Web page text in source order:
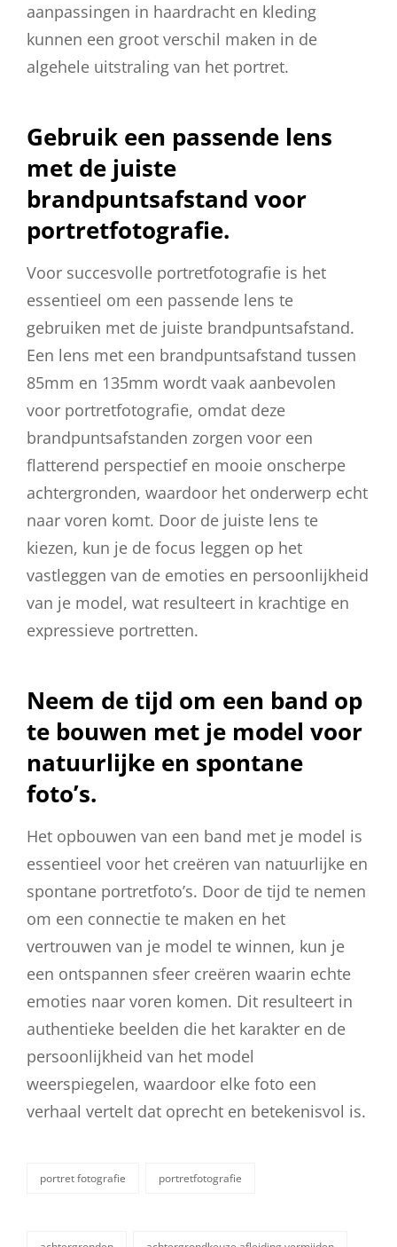
aanpassingen in haardracht en kleding
kunnen een groot verschil maken in de
algehele uitstraling van het portret.
Gebruik een passende lens
met de juiste
brandpuntsafstand voor
portretfotografie.
Voor succesvolle portretfotografie is het
essentieel om een passende lens te
gebruiken met de juiste brandpuntsafstand.
Een lens met een brandpuntsafstand tussen
85mm en 135mm wordt vaak aanbevolen
voor portretfotografie, omdat deze
brandpuntsafstanden zorgen voor een
flatterend perspectief en mooie onscherpe
achtergronden, waardoor het onderwerp echt
naar voren komt. Door de juiste lens te
kiezen, kun je de focus leggen op het
vastleggen van de emoties en persoonlijkheid
van je model, wat resulteert in krachtige en
expressieve portretten.
Neem de tijd om een band op
te bouwen met je model voor
natuurlijke en spontane
foto’s.
Het opbouwen van een band met je model is
essentieel voor het creëren van natuurlijke en
spontane portretfoto’s. Door de tijd te nemen
om een connectie te maken en het
vertrouwen van je model te winnen, kun je
een ontspannen sfeer creëren waarin echte
emoties naar voren komen. Dit resulteert in
authentieke beelden die het karakter en de
persoonlijkheid van het model
weerspiegelen, waardoor elke foto een
verhaal vertelt dat oprecht en betekenisvol is.
categorieën
portret fotografie portretfotografie